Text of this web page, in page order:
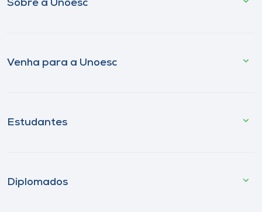
Sobre a Unoesc
Venha para a Unoesc
Estudantes
Diplomados